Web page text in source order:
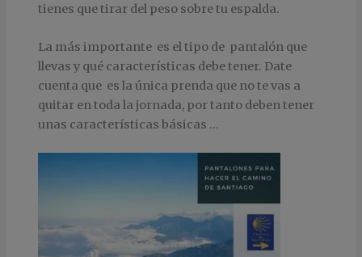
tienes que tirar del peso sobre tu espalda.
La más importante es el tipo de pantalón que
llevas y qué características debe tener. Date
cuenta que es la única prenda que no te vas a
quitar en toda la jornada, por tanto deben tener
unas características básicas …